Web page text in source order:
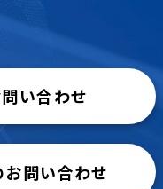
い合わせ
お問い合わせ